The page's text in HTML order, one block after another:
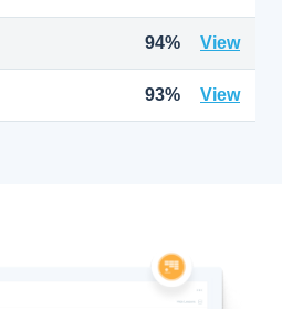
94% View
93% View